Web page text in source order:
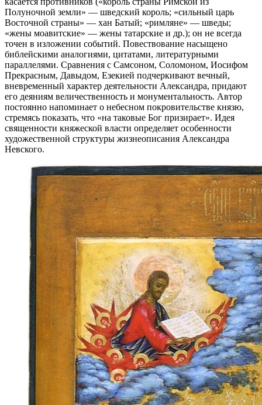
Полуночной земли» — шведский король; «сильный царь
Восточной страны» — хан Батый; «римляне» — шведы;
«жены моавитские» — жены татарские и др.); он не всегда
точен в изложении событий. Повествование насыщено
библейскими аналогиями, цитатами, литературными
параллелями. Сравнения с Самсоном, Соломоном, Иосифом
Прекрасным, Давыдом, Езекией подчеркивают вечный,
вневременный характер деятельности Александра, придают
его деяниям величественность и монументальность. Автор
постоянно напоминает о небесном покровительстве князю,
стремясь показать, что «на таковые Бог призирает». Идея
священности княжеской власти определяет особенности
художественной структуры жизнеописания Александра
Невского.